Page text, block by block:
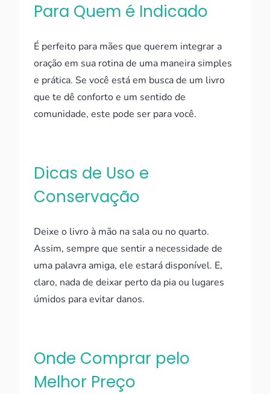
Para Quem é Indicado
É perfeito para mães que querem integrar a
oração em sua rotina de uma maneira simples
e prática. Se você está em busca de um livro
que te dê conforto e um sentido de
comunidade, este pode ser para você.
Dicas de Uso e
Conservação
Deixe o livro à mão na sala ou no quarto.
Assim, sempre que sentir a necessidade de
uma palavra amiga, ele estará disponível. E,
claro, nada de deixar perto da pia ou lugares
úmidos para evitar danos.
Onde Comprar pelo
Melhor Preço